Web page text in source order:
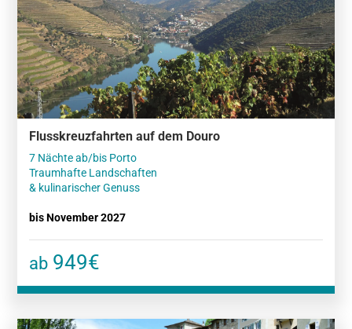
Flusskreuzfahrten auf dem Douro
7 Nächte ab/bis Porto
Traumhafte Landschaften
& kulinarischer Genuss
bis November 2027
ab 949€